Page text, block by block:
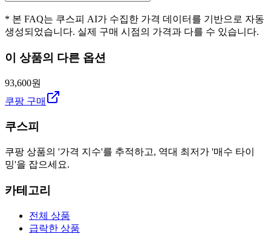
* 본 FAQ는 쿠스피 AI가 수집한 가격 데이터를 기반으로 자동
생성되었습니다. 실제 구매 시점의 가격과 다를 수 있습니다.
이 상품의 다른 옵션
93,600원
쿠팡 구매
쿠스피
쿠팡 상품의 '가격 지수'를 추적하고, 역대 최저가 '매수 타이
밍'을 잡으세요.
카테고리
전체 상품
급락한 상품